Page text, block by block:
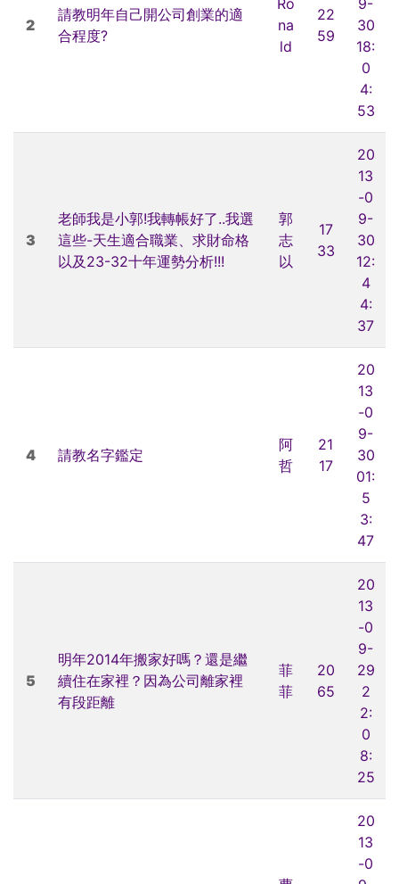
2
請教明年自己開公司創業的適
合程度?
na
ld
22
59
30
18:
0
4:
53
3
老師我是小郭!我轉帳好了..我選
這些-天生適合職業、求財命格
以及23-32十年運勢分析!!!
郭
志
以
17
33
20
13
-0
9-
30
12:
4
4:
37
4 請教名字鑑定
阿
哲
21
17
20
13
-0
9-
30
01:
5
3:
47
5
明年2014年搬家好嗎？還是繼
續住在家裡？因為公司離家裡
有段距離
菲
菲
20
65
20
13
-0
9-
29
2
2:
0
8:
25
20
13
-0